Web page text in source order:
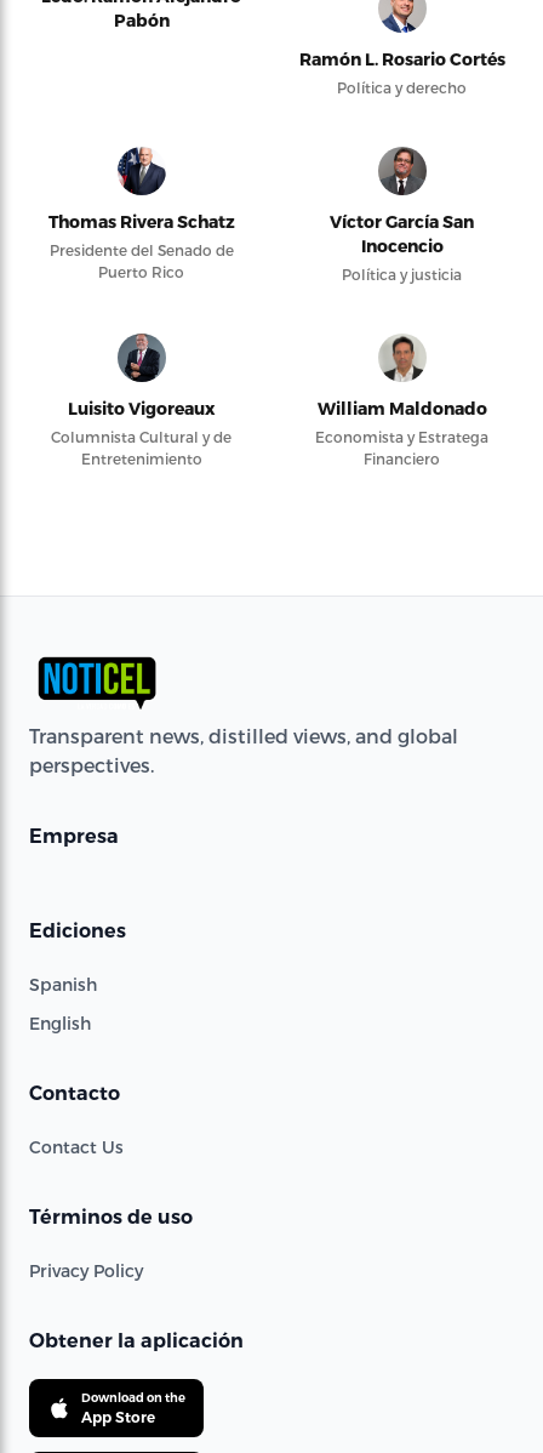
Pabón
Ramón L. Rosario Cortés
Política y derecho
Thomas Rivera Schatz
Presidente del Senado de
Puerto Rico
Víctor García San
Inocencio
Política y justicia
Luisito Vigoreaux
Columnista Cultural y de
Entretenimiento
William Maldonado
Economista y Estratega
Financiero
Transparent news, distilled views, and global
perspectives.
Empresa
Ediciones
Spanish
English
Contacto
Contact Us
Términos de uso
Privacy Policy
Obtener la aplicación
Download on the
App Store